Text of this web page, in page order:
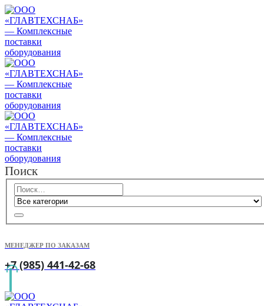
Поиск
МЕНЕДЖЕР ПО ЗАКАЗАМ
+7 (985) 441-42-68